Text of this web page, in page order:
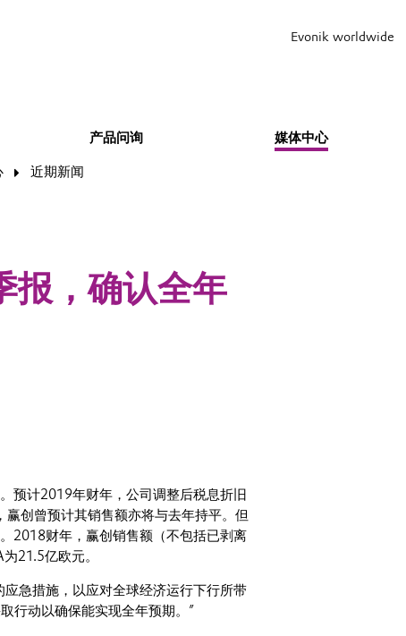
Evonik worldwide
产品问询 媒体中心
近期新闻
报，确认全年
预计2019年财年，公司调整后税息折旧
创曾预计其销售额亦将与去年持平。但
2018财年，赢创销售额（不包括已剥离
21.5亿欧元。
急措施，以应对全球经济运行下行所带
行动以确保能实现全年预期。”